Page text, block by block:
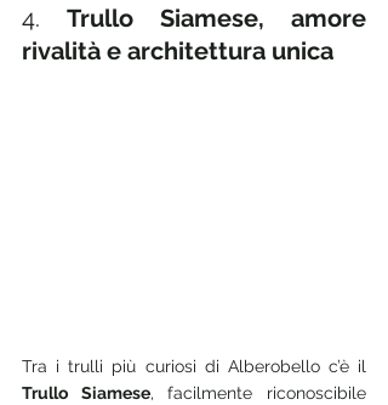
4. Trullo Siamese, amore
rivalità e architettura unica
Trullo Siamese, facilmente riconoscibile